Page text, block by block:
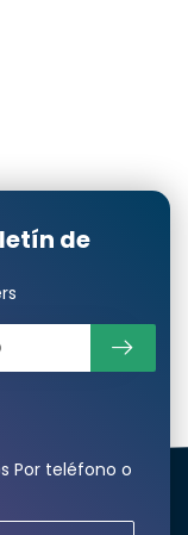
Por teléfono o
de